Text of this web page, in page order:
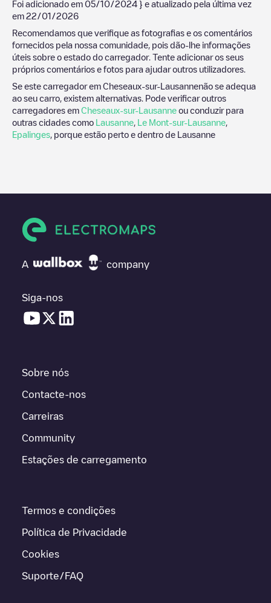
Foi adicionado em 05/10/2024 } e atualizado pela última vez
em 22/01/2026
Recomendamos que verifique as fotografias e os comentários
fornecidos pela nossa comunidade, pois dão-lhe informações
úteis sobre o estado do carregador. Tente adicionar os seus
próprios comentários e fotos para ajudar outros utilizadores.
Se este carregador em Cheseaux-sur-Lausannenão se adequa
ao seu carro, existem alternativas. Pode verificar outros
carregadores em Cheseaux-sur-Lausanne ou conduzir para
outras cidades como Lausanne Le Mont-sur-Lausanne
Epalinges , porque estão perto e dentro de Lausanne
A company
Siga-nos
Sobre nós
Contacte-nos
Carreiras
Community
Estações de carregamento
Termos e condições
Política de Privacidade
Cookies
Suporte/FAQ